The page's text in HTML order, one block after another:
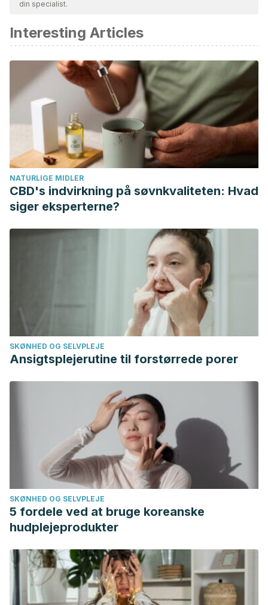
Carr AC., Maggini S., Vitamin C and immune function.
Nutrients, 2017.
Abouzed TK., Contreras MM., Sadek KM., Shukry M., et al.,
Red onion scales ameliorated streptozotocin induced
diabetes and diabetic nephropathy in wistar rats in relation
to their metabolite fingerprint. Diabetes Res Clin Pract,
2018. 140: 253-264.
Saari JC., VItamin A and vision. Subcell Biochem, 2016. 81:
231-259.
din specialist.
Interesting Articles
NATURLIGE MIDLER
CBD's indvirkning på søvnkvaliteten: Hvad
siger eksperterne?
SKØNHED OG SELVPLEJE
Ansigtsplejerutine til forstørrede porer
SKØNHED OG SELVPLEJE
5 fordele ved at bruge koreanske
hudplejeprodukter